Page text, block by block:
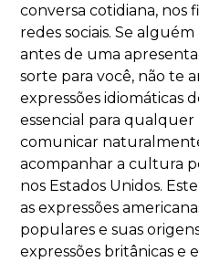
conversa cotidiana, nos
redes sociais. Se
antes de uma
sorte para você, não te
expressões idiomáticas
essencial para qualquer
comunicar
acompanhar a cultura
nos Estados Unidos.
as expressões
populares e suas
expressões britânicas e